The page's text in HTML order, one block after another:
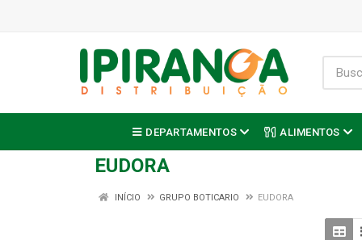
DEPARTAMENTOS ALIMENTOS
EUDORA
INÍCIO GRUPO BOTICARIO EUDORA